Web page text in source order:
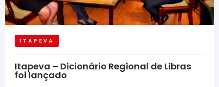
ITAPEVA
Itapeva – Dicionário Regional de Libras
foi lançado